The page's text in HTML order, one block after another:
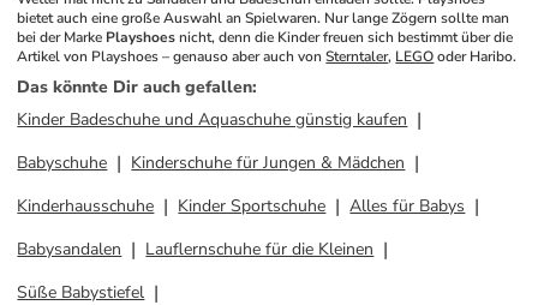
bietet auch eine große Auswahl an Spielwaren. Nur lange Zögern sollte man
bei der Marke Playshoes nicht, denn die Kinder freuen sich bestimmt über die
Artikel von Playshoes – genauso aber auch von Sterntaler, LEGO oder Haribo.
Das könnte Dir auch gefallen:
Kinder Badeschuhe und Aquaschuhe günstig kaufen
Babyschuhe
Kinderschuhe für Jungen & Mädchen
Kinderhausschuhe
Kinder Sportschuhe
Alles für Babys
Babysandalen
Lauflernschuhe für die Kleinen
Süße Babystiefel